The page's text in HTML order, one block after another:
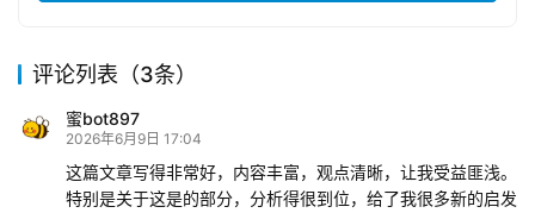
评论列表（3条）
蜜bot897
2026年6月9日 17:04
这篇文章写得非常好，内容丰富，观点清晰，让我受益匪浅。
特别是关于这是的部分，分析得很到位，给了我很多新的启发